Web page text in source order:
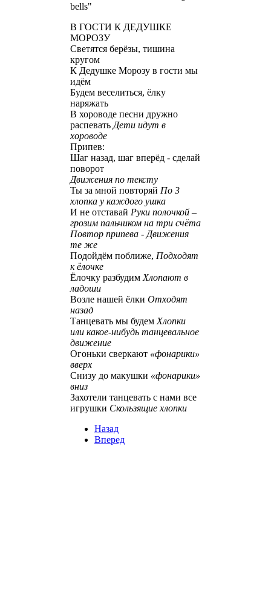
bells"
В ГОСТИ К ДЕДУШКЕ
МОРОЗУ
Светятся берёзы, тишина
кругом
К Дедушке Морозу в гости мы
идём
Будем веселиться, ёлку
наряжать
В хороводе песни дружно
распевать Дети идут в
хороводе
Припев:
Шаг назад, шаг вперёд - сделай
поворот
Движения по тексту
Ты за мной повторяй По 3
хлопка у каждого ушка
И не отставай Руки полочкой –
грозим пальчиком на три счёта
Повтор припева - Движения
те же
Подойдём поближе, Подходят
к ёлочке
Ёлочку разбудим Хлопают в
ладоши
Возле нашей ёлки Отходят
назад
Танцевать мы будем Хлопки
или какое-нибудь танцевальное
движение
Огоньки сверкают «фонарики»
вверх
Снизу до макушки «фонарики»
вниз
Захотели танцевать с нами все
игрушки Скользящие хлопки
Назад
Вперед